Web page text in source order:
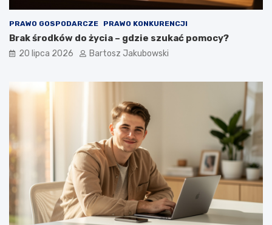
PRAWO GOSPODARCZE PRAWO KONKURENCJI
Brak środków do życia – gdzie szukać pomocy?
20 lipca 2026 Bartosz Jakubowski